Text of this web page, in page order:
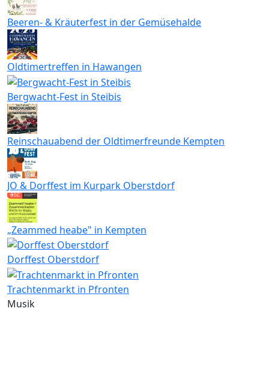
Beeren- & Kräuterfest in der Gemüsehalde
Oldtimertreffen in Hawangen
Bergwacht-Fest in Steibis
Reinschauabend der Oldtimerfreunde Kempten
JO & Dorffest im Kurpark Oberstdorf
„Zeammed heabe" in Kempten
Dorffest Oberstdorf
Trachtenmarkt in Pfronten
Musik